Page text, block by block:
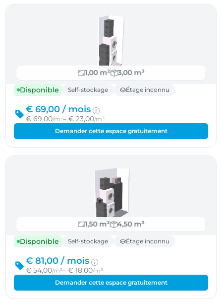
1,00 m²
3,00 m³
Disponible
Self-stockage Étage inconnu
€ 69,00 / mois
€ 69,00/m²– € 23,00/m³
Demander cette espace gratuitement
1,50 m²
4,50 m³
Disponible
Self-stockage Étage inconnu
€ 81,00 / mois
€ 54,00/m²– € 18,00/m³
Demander cette espace gratuitement